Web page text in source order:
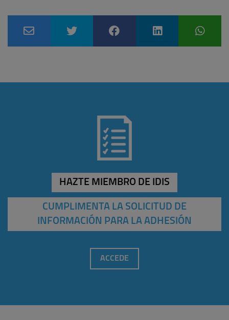
HAZTE MIEMBRO DE IDIS
CUMPLIMENTA LA SOLICITUD DE
INFORMACIÓN PARA LA ADHESIÓN
ACCEDE